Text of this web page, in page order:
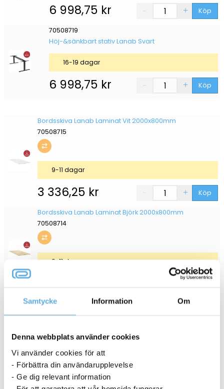
Samtycke Information Om
Denna webbplats använder cookies
Vi använder cookies för att
- Förbättra din användarupplevelse
- Ge dig relevant information
6 998,75 kr Köp
70508719
Höj-&sänkbart stativ Lanab Svart
6 998,75 kr Köp
16-19 dagar
Bordsskiva Lanab Laminat Vit 2000x800mm
70508715
3 336,25 kr Köp
9-11 dagar
Bordsskiva Lanab Laminat Björk 2000x800mm
70508714
9-11 dagar
Bordsskiva Lanab Laminat Bok 2000x800mm
70508713
3 336,25kr
9-11 dagar